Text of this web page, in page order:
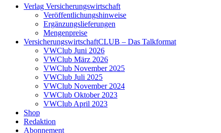
Verlag Versicherungswirtschaft
Veröffentlichungshinweise
Ergänzungslieferungen
Mengenpreise
VersicherungswirtschaftCLUB – Das Talkformat
VWClub Juni 2026
VWClub März 2026
VWClub November 2025
VWClub Juli 2025
VWClub November 2024
VWClub Oktober 2023
VWClub April 2023
Shop
Redaktion
Abonnement